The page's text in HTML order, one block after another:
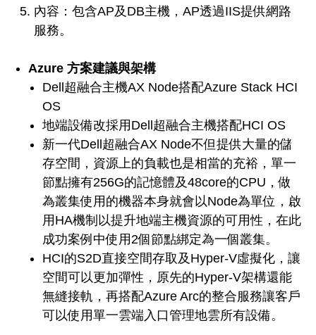
內容：包含AP及DB主機，AP透過IIS提供網路
服務。
Azure 方案建議與架構
Dell超融合主機AX Node搭配Azure Stack HCI
OS
地端設備改採用Dell超融合主機搭配HCI OS
新一代Dell超融合AX Node不但提供大量的儲
存空間，資源上的負載也是相當的充裕，單一
節點擁有256G的記憶體及48core的CPU，做
為叢集使用的機器本身就會以Node為單位，啟
用HA機制以提升地端主機資源的可用性，在此
成功案例中使用2個節點綁定為一個叢集。
HCI的S2D直接空間存取及Hyper-V虛擬化，讓
空間可以更加彈性，原先的Hyper-V架構還能
無縫接軌，再搭配Azure Arc的整合服務讓客戶
可以使用單一雲端入口管理地雲所有設備。